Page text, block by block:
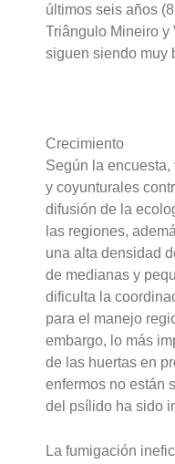
últimos seis años
Triângulo Mineiro y
siguen siendo muy
Crecimiento
Según la
y coyunturales
difusión de la
las regiones,
una alta densidad
de medianas y
dificulta la
para el manejo
embargo, lo más
de las huertas en
enfermos no están
del psílido ha sido
La fumigación